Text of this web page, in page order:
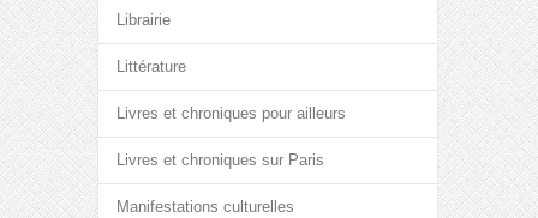
Librairie
Littérature
Livres et chroniques pour ailleurs
Livres et chroniques sur Paris
Manifestations culturelles